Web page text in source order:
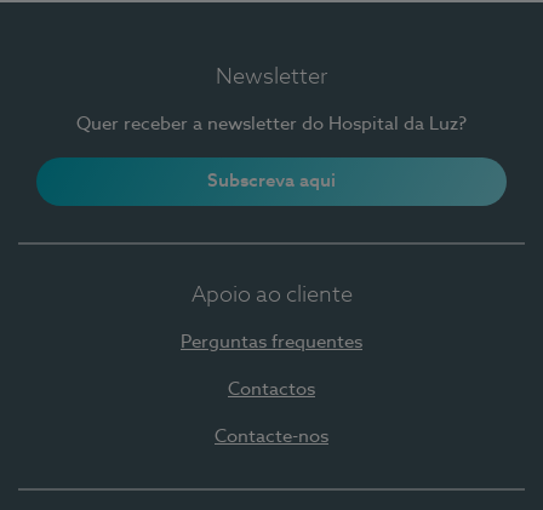
Newsletter
Quer receber a newsletter do Hospital da Luz?
Subscreva aqui
Apoio ao cliente
Perguntas frequentes
Contactos
Contacte-nos